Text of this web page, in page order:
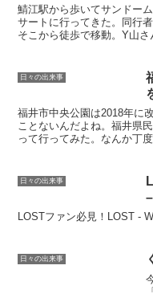
鯖江駅から歩いてサンドー
サートに行ってきた。同行
そこから徒歩で移動。Y山さ
日々の出来事
福井市中央公園は2018年に
ことないんだよね。福井県
って行ってみた。なんか丁
日々の出来事
LOSTファン必見！LOST -
日々の出来事